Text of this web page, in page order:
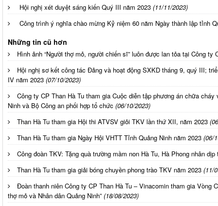
Hội nghị xét duyệt sáng kiến Quý III năm 2023 (11/11/2023)
Công trình ý nghĩa chào mừng Kỷ niệm 60 năm Ngày thành lập tỉnh
Những tin cũ hơn
Hình ảnh “Người thợ mỏ, người chiến sĩ” luôn được lan tỏa tại Công ty
Hội nghị sơ kết công tác Đảng và hoạt động SXKD tháng 9, quý III;
IV năm 2023 (07/10/2023)
Công ty CP Than Hà Tu tham gia Cuộc diễn tập phương án chữa
Ninh và Bộ Công an phối hợp tổ chức (06/10/2023)
Than Hà Tu tham gia Hội thi ATVSV giỏi TKV lần thứ XII, năm 2023
Than Hà Tu tham gia Ngày Hội VHTT Tỉnh Quảng Ninh năm 2023 (06/
Công đoàn TKV: Tặng quà trường mầm non Hà Tu, Hà Phong nhân dịp
Than Hà Tu tham gia giải bóng chuyền phong trào TKV năm 2023 (11/
Đoàn thanh niên Công ty CP Than Hà Tu – Vinacomin tham gia Vòng
thợ mỏ và Nhân dân Quảng Ninh” (18/08/2023)